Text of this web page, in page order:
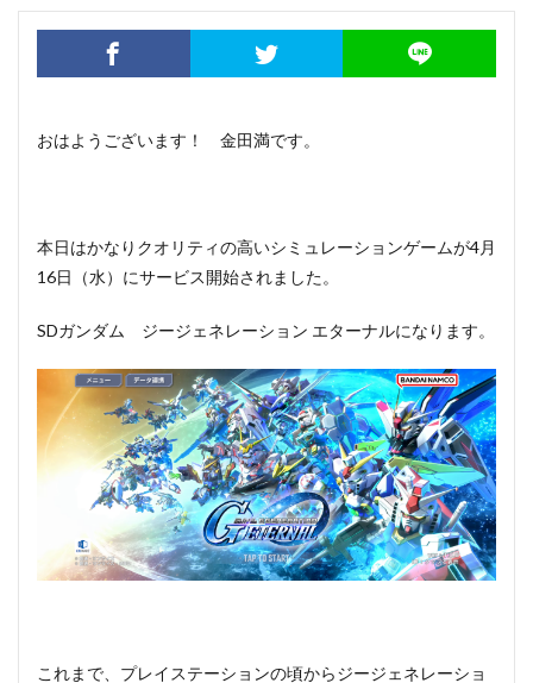
おはようございます！ 金田満です。
本日はかなりクオリティの高いシミュレーションゲームが4月
16日（水）にサービス開始されました。
SDガンダム ジージェネレーション エターナルになります。
これまで、プレイステーションの頃からジージェネレーショ